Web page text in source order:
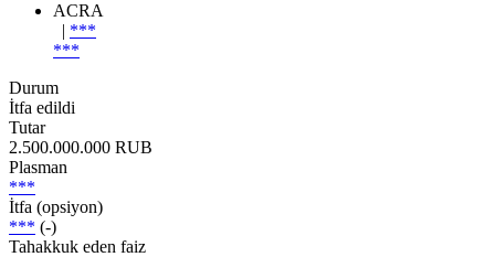
ACRA
| ***
***
Durum
İtfa edildi
Tutar
2.500.000.000 RUB
Plasman
***
İtfa (opsiyon)
*** (-)
Tahakkuk eden faiz